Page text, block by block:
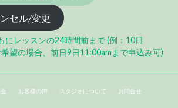
セル/変更
レッスンの24時間前まで (例：10日
望の場合、前日9日11:00amまで申込み可)
お客様の声 スタジオについて お問合せ